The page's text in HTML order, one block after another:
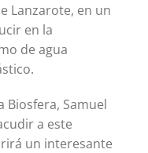
Lanzarote, en un
en la
de agua
Biosfera, Samuel
a este
un interesante